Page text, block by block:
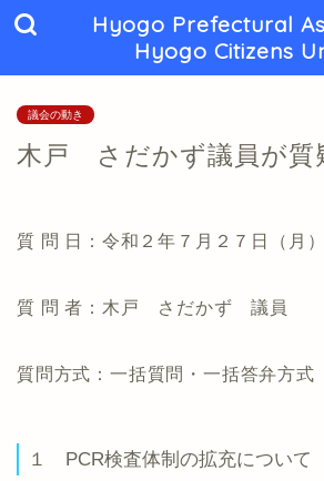
Hyogo Prefectural
Hyogo Citizens
議会の動き
木戸 さだかず議員が質
質 問 日：令和２年７月２７日（月）
質 問 者：木戸 さだかず 議員
質問方式：一括質問・一括答弁方式
１ PCR検査体制の拡充について